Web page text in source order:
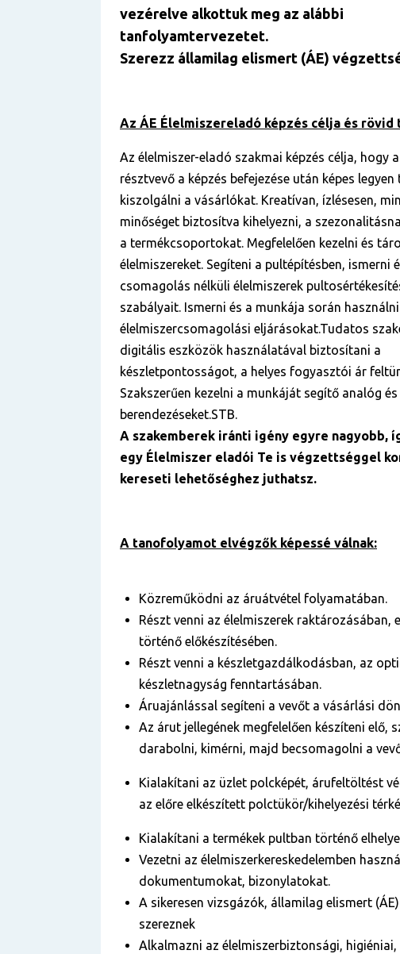
vezérelve alkottuk meg az alábbi
tanfolyamtervezetet.
Szerezz államilag elismert (ÁE)
Az ÁE Élelmiszereladó képzés célja és rövid
Az élelmiszer-eladó szakmai képzés célja, hogy
résztvevő a képzés befejezése után képes
kiszolgálni a vásárlókat. Kreatívan, ízlésesen,
minőséget biztosítva kihelyezni, a
a termékcsoportokat. Megfelelően kezelni és
élelmiszereket. Segíteni a pultépítésben, ismerni
csomagolás nélküli élelmiszerek
szabályait. Ismerni és a munkája során
élelmiszercsomagolási eljárásokat.Tudatos
digitális eszközök használatával biztosítani a
készletpontosságot, a helyes fogyasztói ár
Szakszerűen kezelni a munkáját segítő analóg
berendezéseket.STB.
A szakemberek iránti igény egyre nagyobb,
egy Élelmiszer eladói Te is végzettséggel
kereseti lehetőséghez juthatsz.
A tanofolyamot elvégzők képessé válnak:
Közreműködni az áruátvétel folyamatában.
Részt venni az élelmiszerek raktározásában,
történő előkészítésében.
Részt venni a készletgazdálkodásban, az
készletnagyság fenntartásában.
Áruajánlással segíteni a vevőt a vásárlási
Az árut jellegének megfelelően készíteni elő,
darabolni, kimérni, majd becsomagolni a
Kialakítani az üzlet polcképét, árufeltöltést
az előre elkészített polctükör/kihelyezési
Kialakítani a termékek pultban történő
Vezetni az élelmiszerkereskedelemben
dokumentumokat, bizonylatokat.
A sikeresen vizsgázók, államilag elismert
szereznek
Alkalmazni az élelmiszerbiztonsági, higiéniai,